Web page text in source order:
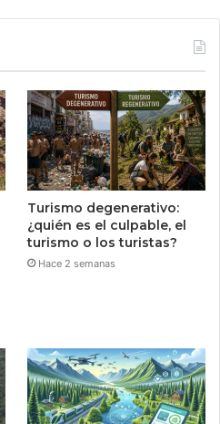
Turismo degenerativo:
¿quién es el culpable, el
turismo o los turistas?
Hace 2 semanas